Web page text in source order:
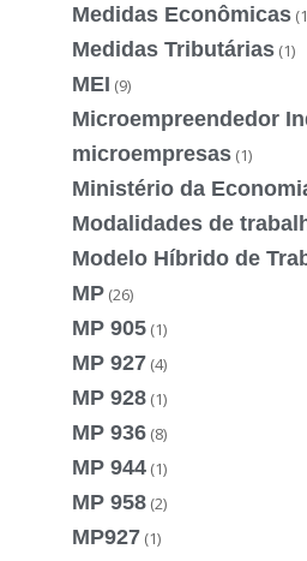
Medidas Econômicas
Medidas Tributárias (1)
MEI (9)
Microempreendedor
microempresas (1)
Ministério da
Modalidades de
Modelo Híbrido de
MP (26)
MP 905 (1)
MP 927 (4)
MP 928 (1)
MP 936 (8)
MP 944 (1)
MP 958 (2)
MP927 (1)